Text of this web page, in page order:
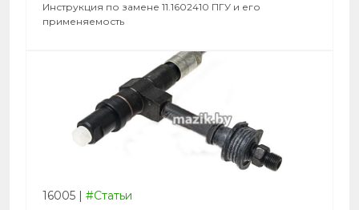
Инструкция по замене 11.1602410 ПГУ и его
применяемость
16005 | #Статьи